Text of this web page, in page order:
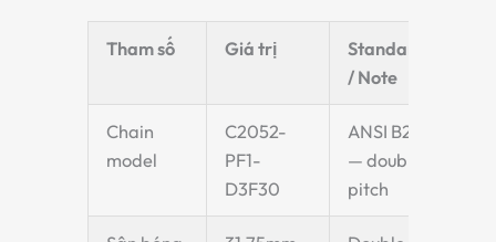
Tham số Giá trị
Standard
/ Note
Chain
model
C2052-
PF1-
D3F30
ANSI B29.1
— double-
pitch